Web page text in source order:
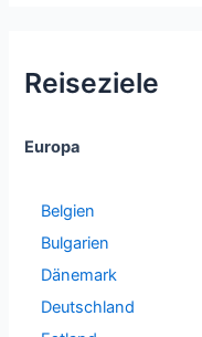
Reiseziele
Europa
Belgien
Bulgarien
Dänemark
Deutschland